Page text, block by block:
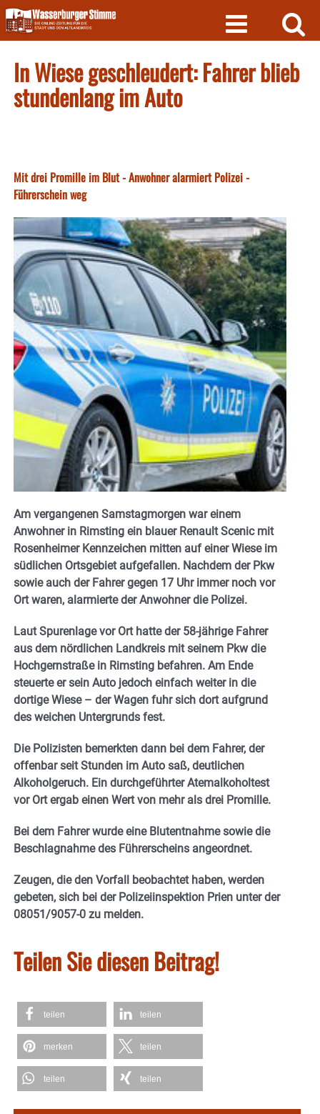
Skip
to
content
In Wiese geschleudert: Fahrer blieb
stundenlang im Auto
Mit drei Promille im Blut - Anwohner alarmiert Polizei -
Führerschein weg
Am vergangenen Samstagmorgen war einem
Anwohner in Rimsting ein blauer Renault Scenic mit
Rosenheimer Kennzeichen mitten auf einer Wiese im
südlichen Ortsgebiet aufgefallen. Nachdem der Pkw
sowie auch der Fahrer gegen 17 Uhr immer noch vor
Ort waren, alarmierte der Anwohner die Polizei.
Laut Spurenlage vor Ort hatte der 58-jährige Fahrer
aus dem nördlichen Landkreis mit seinem Pkw die
Hochgernstraße in Rimsting befahren. Am Ende
steuerte er sein Auto jedoch einfach weiter in die
dortige Wiese – der Wagen fuhr sich dort aufgrund
des weichen Untergrunds fest.
Die Polizisten bemerkten dann bei dem Fahrer, der
offenbar seit Stunden im Auto saß, deutlichen
Alkoholgeruch. Ein durchgeführter Atemalkoholtest
vor Ort ergab einen Wert von mehr als drei Promille.
Bei dem Fahrer wurde eine Blutentnahme sowie die
Beschlagnahme des Führerscheins angeordnet.
Zeugen, die den Vorfall beobachtet haben, werden
gebeten, sich bei der Polizeiinspektion Prien unter der
08051/9057-0 zu melden.
Teilen Sie diesen Beitrag!
teilen teilen
merken teilen
teilen teilen